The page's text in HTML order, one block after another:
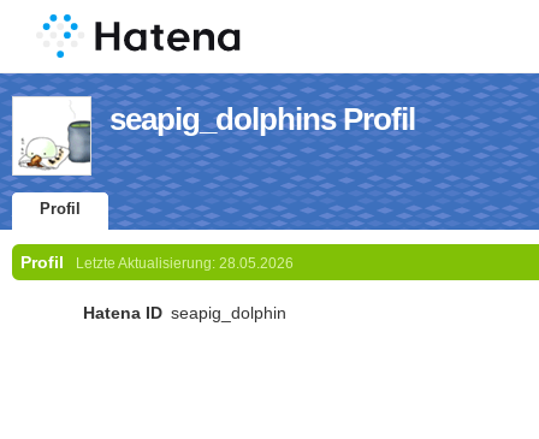
seapig_dolphins Profil
Profil
Profil Letzte Aktualisierung: 28.05.2026
Hatena ID seapig_dolphin